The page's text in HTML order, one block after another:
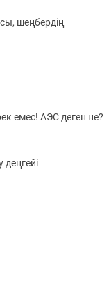
шеңбердің
емес! АЭС деген не?